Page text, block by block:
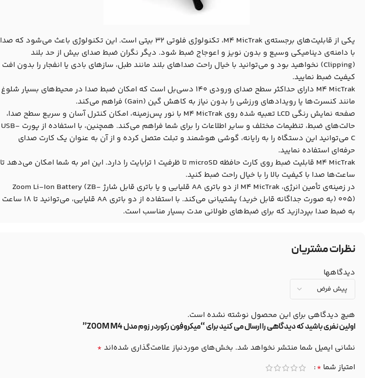
یکی از قابلیت‌های برجسته‌ی M4 MicTrak، تکنولوژی فلوتی ۳۲ بیتی است. این تکنولوژی باعث می‌شود که صدا
با دامنه‌ی دینامیکی وسیع و بدون نویز و اعوجاج ضبط شود. دیگر نگران ضبط صدای بیش از حد بلند
(Clipping) نخواهید بود و می‌توانید با خیال راحت صداهای بلند مانند طبل، سازهای بادی یا انفجار را بدون افت
کیفیت ضبط نمایید.
M4 MicTrak دارای حداکثر سطح صدای ورودی ۱۴۰ دسی‌بل است که امکان ضبط صدا در محیط‌های بسیار شلوغ
مانند کنسرت‌ها یا رویدادهای ورزشی را بدون نیاز به کاهش گین (Gain) فراهم می‌کند.
صفحه نمایش رنگی LCD تعبیه شده روی M4 MicTrak با نور پس‌زمینه، امکان کنترل آسان و سریع سطح صدا،
حالت‌های ضبط، تنظیمات مختلف و سایر اطلاعات را برای شما فراهم می‌کند. همچنین، با استفاده از پورت USB-
C می‌توانید این دستگاه را به رایانه، گوشی هوشمند و تبلت متصل کرده و از آن به عنوان یک کارت صدای
حرفه‌ای استفاده نمایید.
M4 MicTrak قابلیت ضبط روی کارت حافظه microSD تا ظرفیت ۱ ترابایت را دارد. این امر به شما امکان می‌دهد تا
ساعت‌ها صدا با کیفیت بالا را با خیال راحت ضبط کنید.
در زمینه‌ی تأمین انرژی، M4 MicTrak از دو باتری AA قلیایی و یا باتری قابل شارژ Zoom Li-Ion Battery (ZB-
005) (به صورت جداگانه قابل خرید) پشتیبانی می‌کند. با استفاده از دو باتری AA قلیایی، می‌توانید تا ۱۸ ساعت
به ضبط صدا بپردازید که برای ضبط‌های طولانی مدت بسیار مناسب است.
نظرات مشتریان
دیدگاهها
هیچ دیدگاهی برای این محصول نوشته نشده است.
اولین نفری باشید که دیدگاهی را ارسال می کنید برای “میکروفون رکوردر زوم مدل ZOOM M4”
نشانی ایمیل شما منتشر نخواهد شد. بخش‌های موردنیاز علامت‌گذاری شده‌اند *
امتیاز شما *